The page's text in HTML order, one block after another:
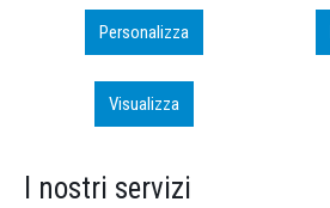
Inizia a Personalizzare
Visualizza
I nostri servizi